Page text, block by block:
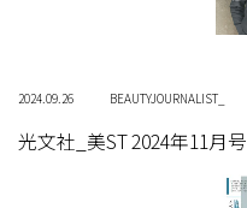
2024.09.26 BEAUTYJOURNALIST_
光文社_美ST 2024年11月号